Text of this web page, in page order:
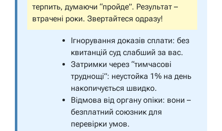
терпить, думаючи “пройде”. Результат –
втрачені роки. Звертайтеся одразу!
Ігнорування доказів сплати: без
квитанцій суд слабший за вас.
Затримки через “тимчасові
труднощі”: неустойка 1% на день
накопичується швидко.
Відмова від органу опіки: вони –
безплатний союзник для
перевірки умов.